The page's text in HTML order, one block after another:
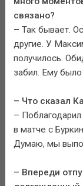
связано?
– Так бывает.
другие. У
получилось.
забил. Ему
– Что сказал
–
в матче с
Думаю, мы
– Впереди